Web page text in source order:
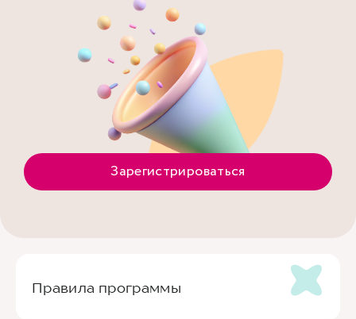
Зарегистрироваться
Правила программы